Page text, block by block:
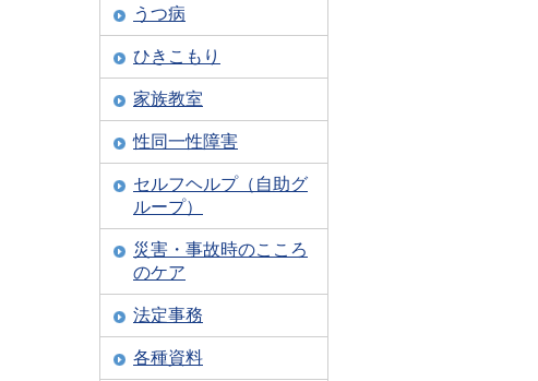
うつ病
ひきこもり
家族教室
性同一性障害
セルフヘルプ（自助グ
ループ）
災害・事故時のこころ
のケア
法定事務
各種資料